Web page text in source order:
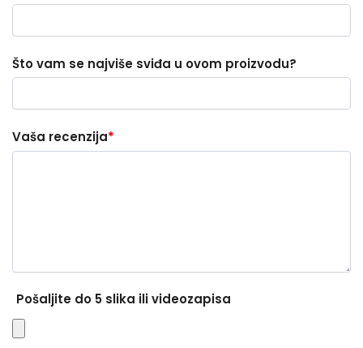
Što vam se najviše sviđa u ovom proizvodu?
Vaša recenzija*
Pošaljite do 5 slika ili videozapisa